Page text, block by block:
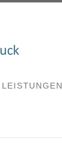
LEISTUNGEN